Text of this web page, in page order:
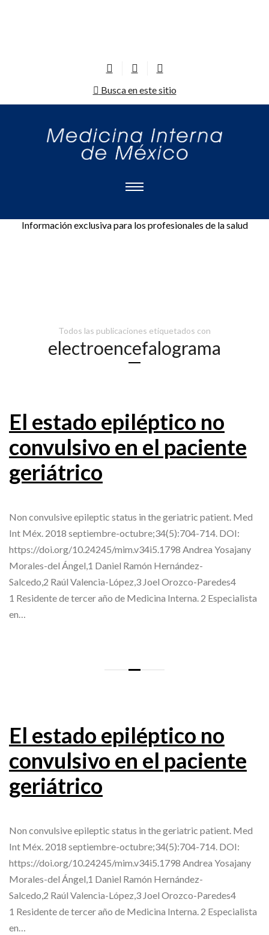
Busca en este sitio
Información exclusiva para los profesionales de la salud
Todos las publicaciones etiquetados con
electroencefalograma
El estado epiléptico no
convulsivo en el paciente
geriátrico
Non convulsive epileptic status in the geriatric patient. Med
Int Méx. 2018 septiembre-octubre;34(5):704-714. DOI:
https://doi.org/10.24245/mim.v34i5.1798 Andrea Yosajany
Morales-del Ángel,1 Daniel Ramón Hernández-
Salcedo,2 Raúl Valencia-López,3 Joel Orozco-Paredes4
1 Residente de tercer año de Medicina Interna. 2 Especialista
en…
El estado epiléptico no
convulsivo en el paciente
geriátrico
Non convulsive epileptic status in the geriatric patient. Med
Int Méx. 2018 septiembre-octubre;34(5):704-714. DOI:
https://doi.org/10.24245/mim.v34i5.1798 Andrea Yosajany
Morales-del Ángel,1 Daniel Ramón Hernández-
Salcedo,2 Raúl Valencia-López,3 Joel Orozco-Paredes4
1 Residente de tercer año de Medicina Interna. 2 Especialista
en…